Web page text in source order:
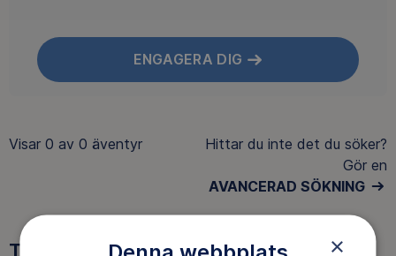
ENGAGERA DIG
Visar 0 av 0 äventyr
Hittar du inte det du söker?
Gör en
AVANCERAD SÖKNING
×